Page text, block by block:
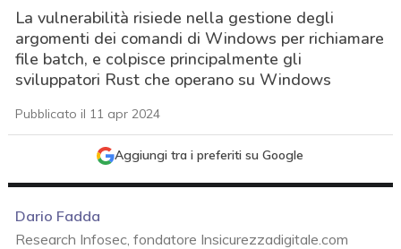
La vulnerabilità risiede nella gestione degli
argomenti dei comandi di Windows per richiamare
file batch, e colpisce principalmente gli
sviluppatori Rust che operano su Windows
Pubblicato il 11 apr 2024
Aggiungi tra i preferiti su Google
Dario Fadda
Research Infosec, fondatore Insicurezzadigitale.com